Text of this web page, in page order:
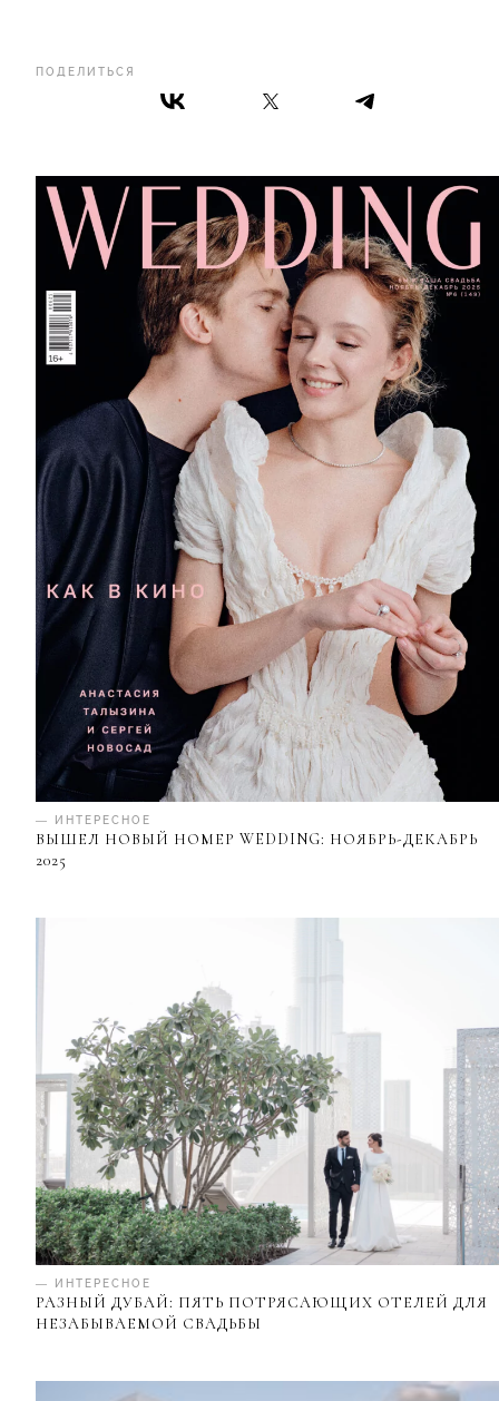
ПОДЕЛИТЬСЯ
— ИНТЕРЕСНОЕ
ВЫШЕЛ НОВЫЙ НОМЕР WEDDING: НОЯБРЬ-ДЕКАБРЬ
2025
— ИНТЕРЕСНОЕ
РАЗНЫЙ ДУБАЙ: ПЯТЬ ПОТРЯСАЮЩИХ ОТЕЛЕЙ ДЛЯ
НЕЗАБЫВАЕМОЙ СВАДЬБЫ